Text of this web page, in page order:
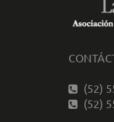
(52)
(52)